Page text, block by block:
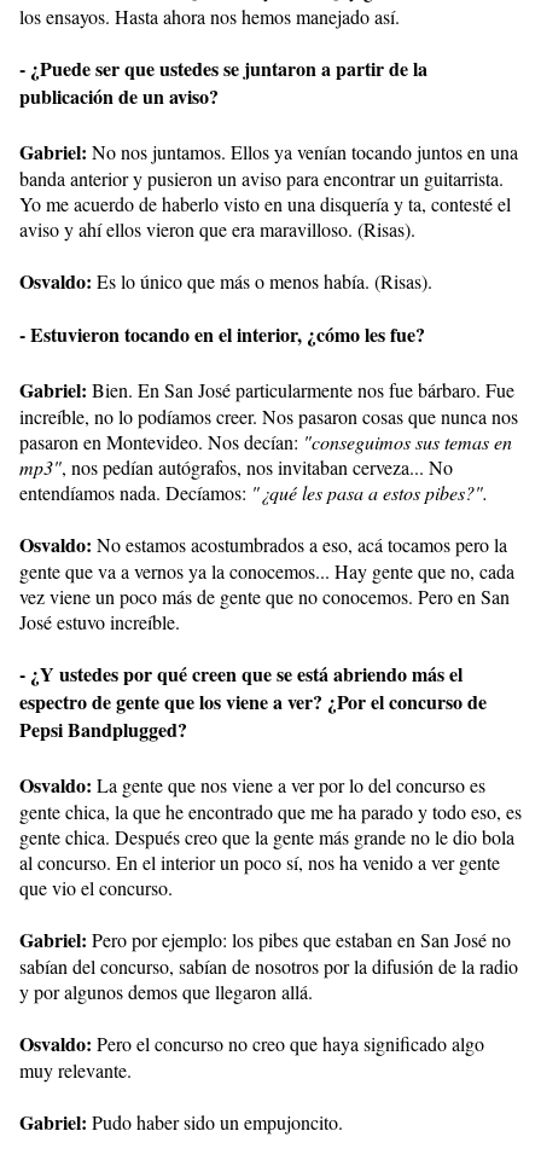
los ensayos. Hasta ahora nos hemos manejado así.
- ¿Puede ser que ustedes se juntaron a partir de la
publicación de un aviso?
Gabriel: No nos juntamos. Ellos ya venían tocando juntos en una
banda anterior y pusieron un aviso para encontrar un guitarrista.
Yo me acuerdo de haberlo visto en una disquería y ta, contesté el
aviso y ahí ellos vieron que era maravilloso. (Risas).
Osvaldo: Es lo único que más o menos había. (Risas).
- Estuvieron tocando en el interior, ¿cómo les fue?
Gabriel: Bien. En San José particularmente nos fue bárbaro. Fue
increíble, no lo podíamos creer. Nos pasaron cosas que nunca nos
pasaron en Montevideo. Nos decían: "conseguimos sus temas en
mp3", nos pedían autógrafos, nos invitaban cerveza... No
entendíamos nada. Decíamos: "¿qué les pasa a estos pibes?".
Osvaldo: No estamos acostumbrados a eso, acá tocamos pero la
gente que va a vernos ya la conocemos... Hay gente que no, cada
vez viene un poco más de gente que no conocemos. Pero en San
José estuvo increíble.
- ¿Y ustedes por qué creen que se está abriendo más el
espectro de gente que los viene a ver? ¿Por el concurso de
Pepsi Bandplugged?
Osvaldo: La gente que nos viene a ver por lo del concurso es
gente chica, la que he encontrado que me ha parado y todo eso, es
gente chica. Después creo que la gente más grande no le dio bola
al concurso. En el interior un poco sí, nos ha venido a ver gente
que vio el concurso.
Gabriel: Pero por ejemplo: los pibes que estaban en San José no
sabían del concurso, sabían de nosotros por la difusión de la radio
y por algunos demos que llegaron allá.
Osvaldo: Pero el concurso no creo que haya significado algo
muy relevante.
Gabriel: Pudo haber sido un empujoncito.